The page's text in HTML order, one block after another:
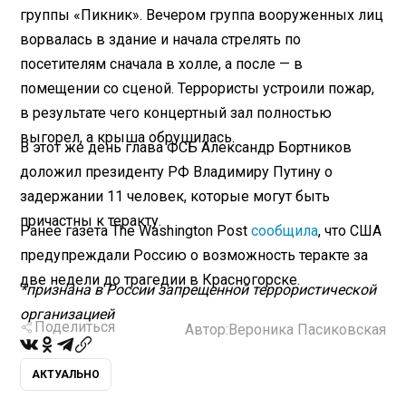
группы «Пикник». Вечером группа вооруженных лиц
ворвалась в здание и начала стрелять по
посетителям сначала в холле, а после — в
помещении со сценой. Террористы устроили пожар,
в результате чего концертный зал полностью
выгорел, а крыша обрушилась.
В этот же день глава ФСБ Александр Бортников
доложил президенту РФ Владимиру Путину о
задержании 11 человек, которые могут быть
причастны к теракту.
Ранее газета The Washington Postсообщила, что США
предупреждали Россию о возможность теракте за
две недели до трагедии в Красногорске.
*признана в России запрещенной террористической
организацией
Поделиться Автор:Вероника Пасиковская
АКТУАЛЬНО